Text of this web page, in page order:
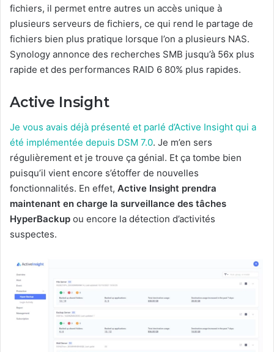
fichiers, il permet entre autres un accès unique à
plusieurs serveurs de fichiers, ce qui rend le partage de
fichiers bien plus pratique lorsque l’on a plusieurs NAS.
Synology annonce des recherches SMB jusqu’à 56x plus
rapide et des performances RAID 6 80% plus rapides.
Active Insight
Je vous avais déjà présenté et parlé d’Active Insight qui a
été implémentée depuis DSM 7.0. Je m’en sers
régulièrement et je trouve ça génial. Et ça tombe bien
puisqu’il vient encore s’étoffer de nouvelles
fonctionnalités. En effet, Active Insight prendra
maintenant en charge la surveillance des tâches
HyperBackup ou encore la détection d’activités
suspectes.